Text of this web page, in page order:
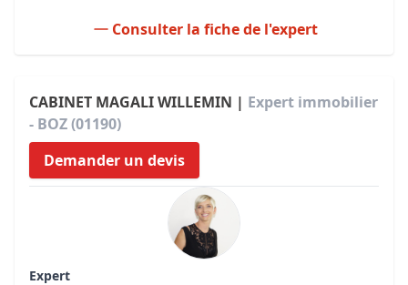
Consulter la fiche de l'expert
CABINET MAGALI WILLEMIN | Expert immobilier
- BOZ (01190)
Demander un devis
Expert